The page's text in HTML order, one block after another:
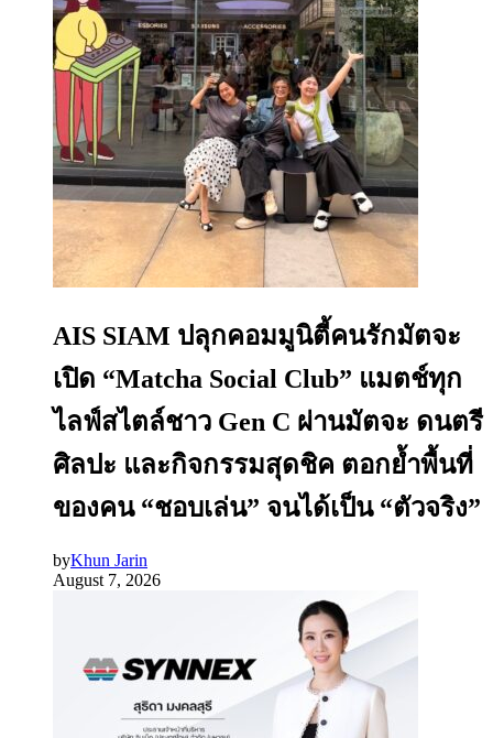
AIS SIAM ปลุกคอมมูนิตี้คนรักมัตจะ
เปิด “Matcha Social Club” แมตช์ทุก
ไลฟ์สไตล์ชาว Gen C ผ่านมัตจะ ดนตรี
ศิลปะ และกิจกรรมสุดชิค ตอกย้ำพื้นที่
ของคน “ชอบเล่น” จนได้เป็น “ตัวจริง”
byKhun Jarin
August 7, 2026